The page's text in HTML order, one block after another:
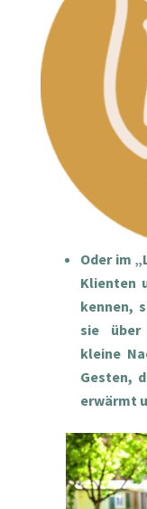
Oder im
Klienten
kennen,
sie über
kleine
Gesten,
erwärmt